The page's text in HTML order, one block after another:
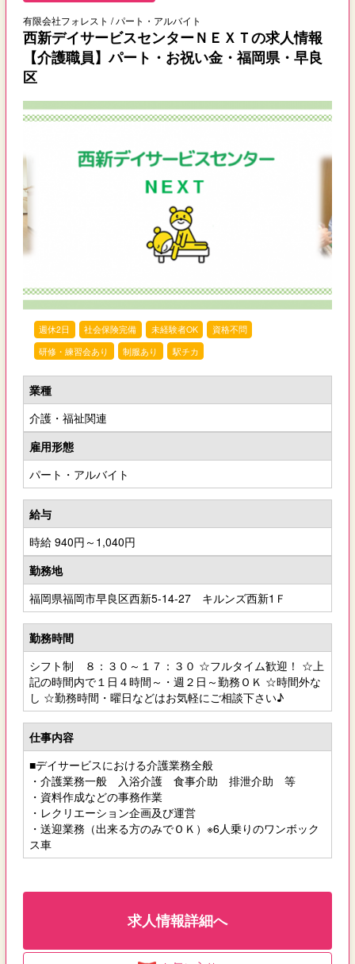
有限会社フォレスト / パート・アルバイト
西新デイサービスセンターＮＥＸＴの求人情報
【介護職員】パート・お祝い金・福岡県・早良
区
週休2日 社会保険完備 未経験者OK
資格不問
研修・練習会あり
制服あり 駅チカ
業種
介護・福祉関連
雇用形態
パート・アルバイト
給与
時給 940円～1,040円
勤務地
福岡県福岡市早良区西新5-14-27 キルンズ西新1Ｆ
勤務時間
シフト制 ８：３０～１７：３０ ☆フルタイム歓迎！ ☆上
記の時間内で１日４時間～・週２日～勤務ＯＫ ☆時間外な
し ☆勤務時間・曜日などはお気軽にご相談下さい♪
仕事内容
■デイサービスにおける介護業務全般
・介護業務一般 入浴介護 食事介助 排泄介助 等
・資料作成などの事務作業
・レクリエーション企画及び運営
・送迎業務（出来る方のみでＯＫ）※6人乗りのワンボック
ス車
求人情報詳細へ